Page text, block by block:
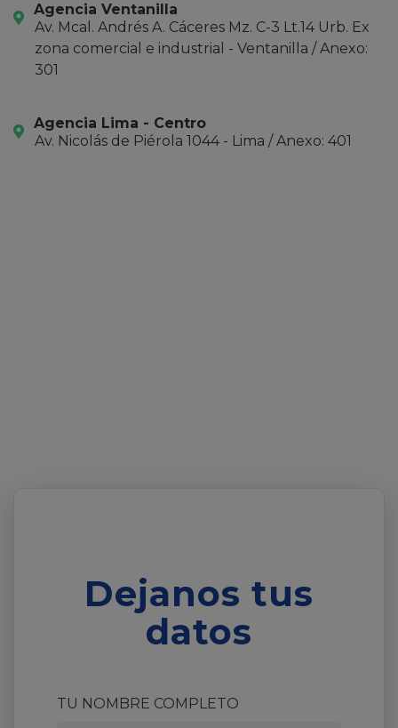
Agencia Ventanilla
Av. Mcal. Andrés A. Cáceres Mz. C-3 Lt.14 Urb. Ex
zona comercial e industrial - Ventanilla / Anexo:
301
Agencia Lima - Centro
Av. Nicolás de Piérola 1044 - Lima / Anexo: 401
Dejanos tus
datos
TU NOMBRE COMPLETO